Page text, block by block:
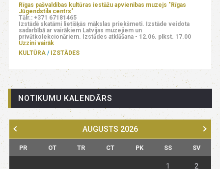
Rīgas pašvaldības kultūras iestāžu apvienības muzejs "Rīgas
Jūgendstila centrs"
Tālr.: +371 67181465
Izstādē skatāmi lietišķās mākslas priekšmeti. Izstāde veidota
sadarbībā ar vairākiem Latvijas muzejiem un
privātkolekcionāriem. Izstādes atklāšana - 12.06. plkst. 17.00
Uzzini vairāk
KULTŪRA
IZSTĀDES
NOTIKUMU KALENDĀRS
AUGUSTS 2026
PR OT TR CT PK SS SV
1 2